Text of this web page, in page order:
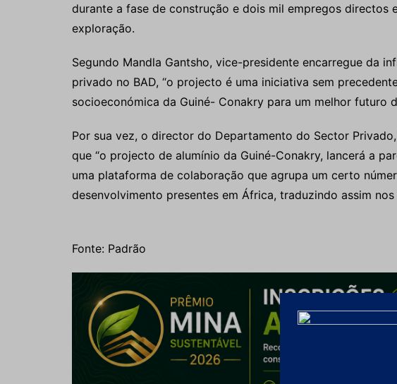
durante a fase de construção e dois mil empregos directos
exploração.
Segundo Mandla Gantsho, vice-presidente encarregue da
privado no BAD, “o projecto é uma iniciativa sem
socioeconómica da Guiné- Conakry para um melhor futuro
Por sua vez, o director do Departamento do Sector
que “o projecto de alumínio da Guiné-Conakry, lancerá a
uma plataforma de colaboração que agrupa um certo
desenvolvimento presentes em África, traduzindo assim nos
Fonte: Padrão